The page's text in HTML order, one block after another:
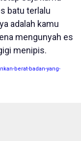
batu terlalu
adalah kamu
mengunyah es
menipis.
berat-badan-yang-